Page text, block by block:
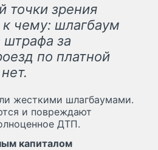
точки зрения
к чему: шлагбаум
штрафа за
по платной
жесткими шлагбаумами.
и повреждают
ДТП.
капиталом